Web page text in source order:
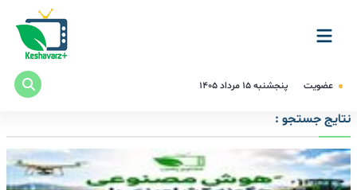
عضویت پنجشنبه ۱۵ مرداد ۱۴۰۵
نتایج جستجو :